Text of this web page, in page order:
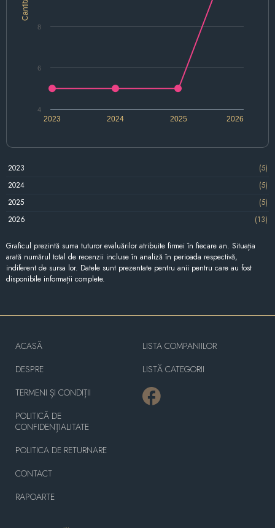
2024 2026
2023 2025
4
6
8
2023
(5)
2024
(5)
2025
(5)
2026
(13)
Graficul prezintă suma tuturor evaluărilor atribuite firmei în fiecare an. Situația
arată numărul total de recenzii incluse în analiză în perioada respectivă,
indiferent de sursa lor. Datele sunt prezentate pentru anii pentru care au fost
disponibile informații complete.
ACASĂ
DESPRE
TERMENI ȘI CONDIȚII
POLITICĂ DE
CONFIDENȚIALITATE
POLITICA DE RETURNARE
CONTACT
RAPOARTE
LISTA COMPANIILOR
LISTĂ CATEGORII